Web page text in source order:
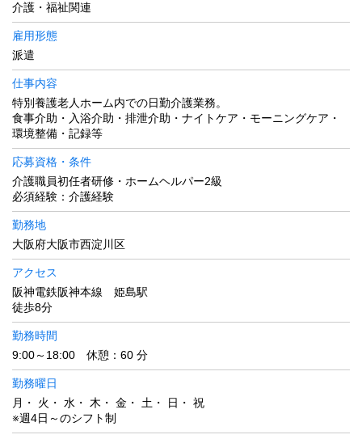
介護・福祉関連
雇用形態
派遣
仕事内容
特別養護老人ホーム内での日勤介護業務。
食事介助・入浴介助・排泄介助・ナイトケア・モーニングケア・
環境整備・記録等
応募資格・条件
介護職員初任者研修・ホームヘルパー2級
必須経験：介護経験
勤務地
大阪府大阪市西淀川区
アクセス
阪神電鉄阪神本線 姫島駅
徒歩8分
勤務時間
9:00～18:00 休憩：60 分
勤務曜日
月・ 火・ 水・ 木・ 金・ 土・ 日・ 祝
※週4日～のシフト制